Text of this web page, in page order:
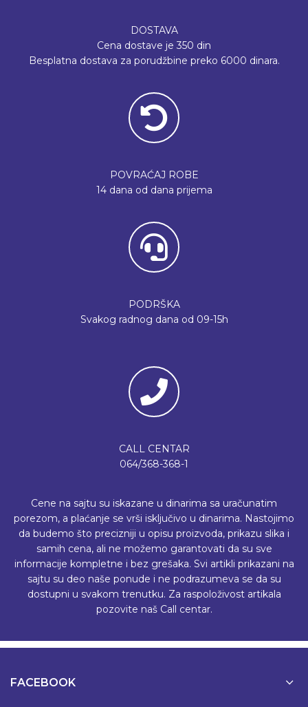
DOSTAVA
Cena dostave je 350 din
Besplatna dostava za porudžbine preko 6000 dinara.
POVRAĆAJ ROBE
14 dana od dana prijema
PODRŠKA
Svakog radnog dana od 09-15h
CALL CENTAR
064/368-368-1
Cene na sajtu su iskazane u dinarima sa uračunatim
porezom, a plaćanje se vrši isključivo u dinarima. Nastojimo
da budemo što precizniji u opisu proizvoda, prikazu slika i
samih cena, ali ne možemo garantovati da su sve
informacije kompletne i bez grešaka. Svi artikli prikazani na
sajtu su deo naše ponude i ne podrazumeva se da su
dostupni u svakom trenutku. Za raspoloživost artikala
pozovite naš Call centar.
FACEBOOK